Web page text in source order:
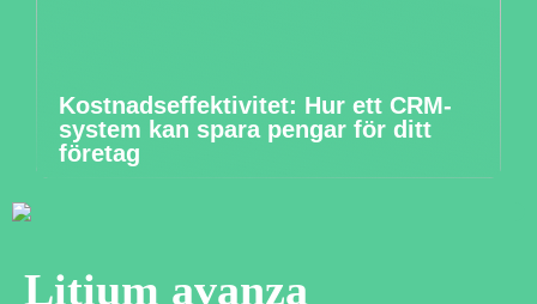
Kostnadseffektivitet: Hur ett CRM-
system kan spara pengar för ditt
företag
Litium avanza